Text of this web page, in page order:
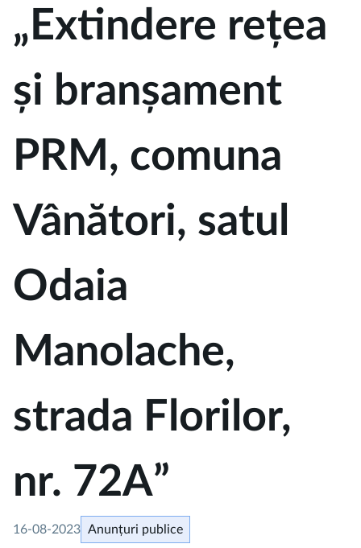
„Extindere rețea
și branșament
PRM, comuna
Vânători, satul
Odaia
Manolache,
strada Florilor,
nr. 72A”
16-08-2023 Anunțuri publice